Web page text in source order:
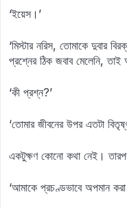
‘ইয়েস।’
‘মিস্টার নরিস, তোমাকে দুবার
প্রশ্নের ঠিক জবাব মেলেনি,
‘কী প্রশ্ন?’
‘তোমার জীবনের উপর এতটা
একটুক্ষণ কোনো কথা নেই।
‘আমাকে প্রচণ্ডভাবে অপমান